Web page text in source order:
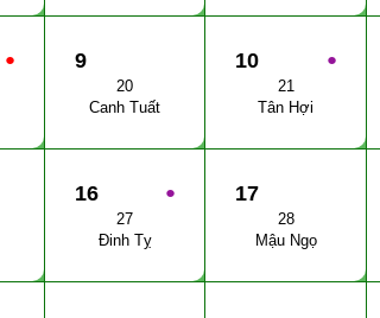
● 9
20
Canh Tuất
●
10
21
Tân Hợi
●
16
27
Đinh Tỵ
17
28
Mậu Ngọ